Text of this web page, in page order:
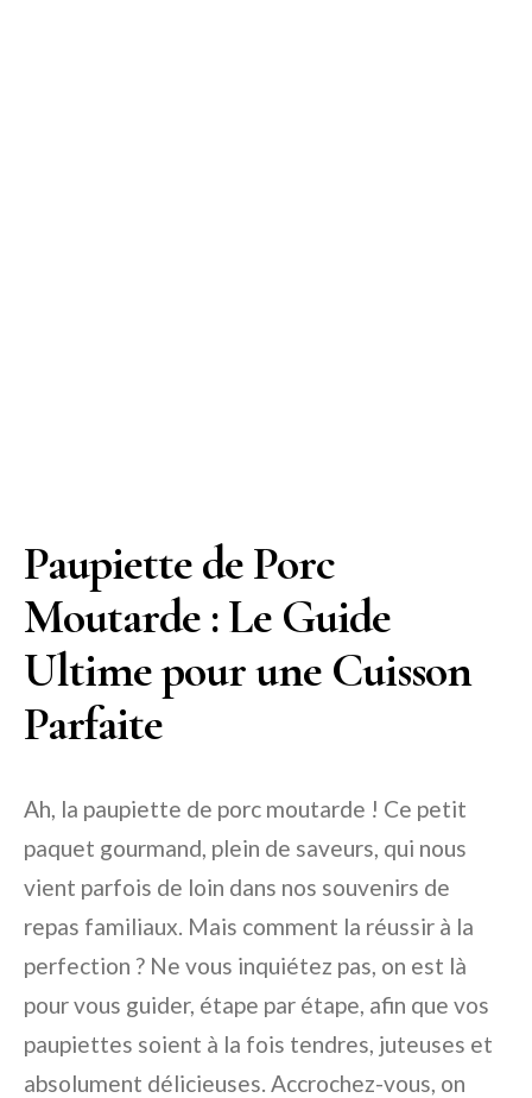
Paupiette de Porc
Moutarde : Le Guide
Ultime pour une Cuisson
Parfaite
Ah, la paupiette de porc moutarde ! Ce petit
paquet gourmand, plein de saveurs, qui nous
vient parfois de loin dans nos souvenirs de
repas familiaux. Mais comment la réussir à la
perfection ? Ne vous inquiétez pas, on est là
pour vous guider, étape par étape, afin que vos
paupiettes soient à la fois tendres, juteuses et
absolument délicieuses. Accrochez-vous, on